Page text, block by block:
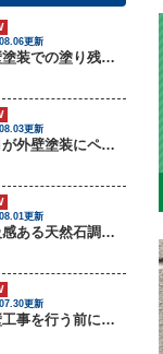
更新
外壁塗装での塗り残しトラブルについて
更新
プロが外壁塗装にペンキをしない理由
更新
高級感ある天然石調外壁について
更新
外壁工事を行う前に把握しておくべき3つのトラブル